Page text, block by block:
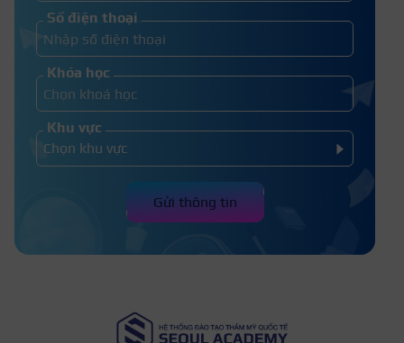
mini đẹp, hot nhất hiện nay
Số điện thoại
Khóa học
Khu vực
Gửi thông tin